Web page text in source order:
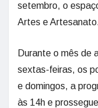
setembro, o
Artes e
Durante o mês de
sextas-feiras, os
e domingos, a
às 14h e